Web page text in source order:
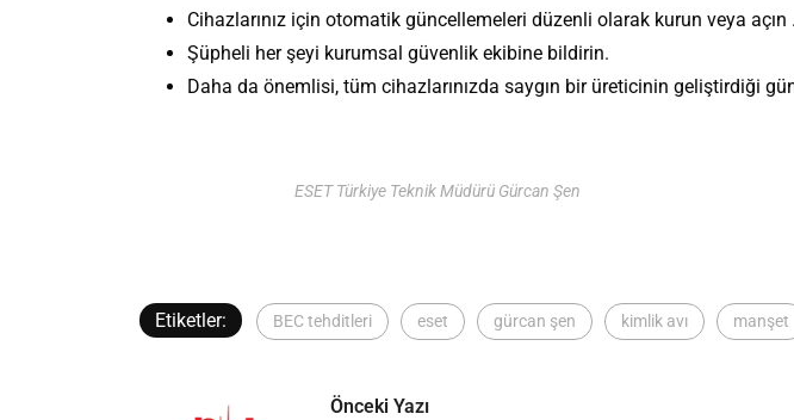
Cihazlarınız için otomatik güncellemeleri düzenli olarak kurun veya açın .
Şüpheli her şeyi kurumsal güvenlik ekibine bildirin.
Daha da önemlisi, tüm cihazlarınızda saygın bir üreticinin geliştirdiği
ESET Türkiye Teknik Müdürü Gürcan Şen
Etiketler: BEC tehditleri eset gürcan şen kimlik avı manşet
Önceki Yazı